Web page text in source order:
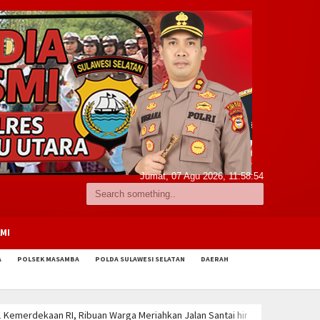
Jumat, 07 Agu 2026,11:58:55
POLSEK MASAMBA POLDA SULAWESI SELATAN DAERAH
hingga Porseni
Program Dukung Taruna Bakti Akpol, Polres Luwu